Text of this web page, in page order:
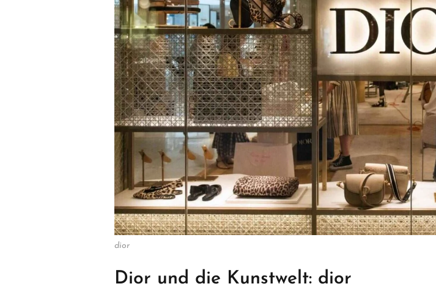
dior
Dior und die Kunstwelt: dior